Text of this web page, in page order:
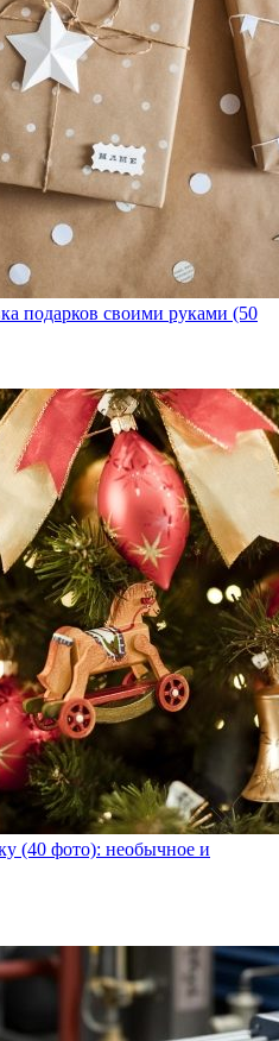
подарков своими руками (50
(40 фото): необычное и